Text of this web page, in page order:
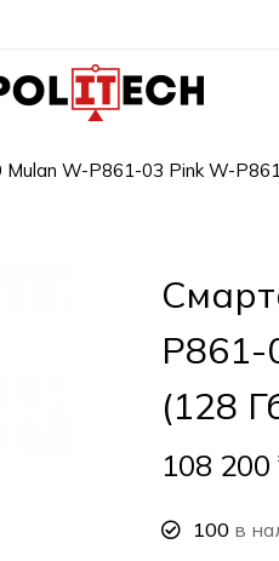
W-P861-03 Pink W-
P861-
(128
108 200
100 в